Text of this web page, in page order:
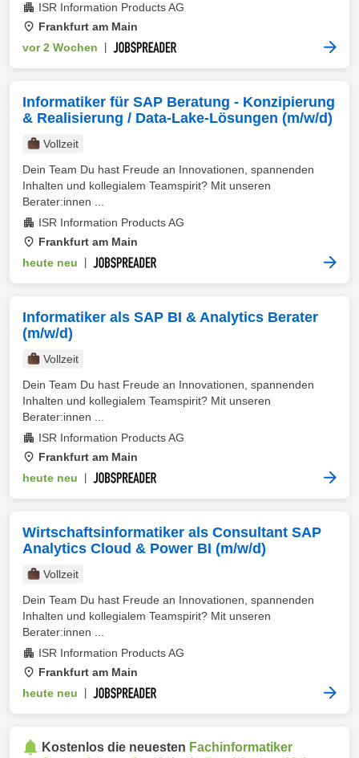
ISR Information Products AG
Frankfurt am Main
vor 2 Wochen
Informatiker für SAP Beratung - Konzipierung
& Realisierung / Data-Lake-Lösungen (m/w/d)
Vollzeit
Dein Team Du hast Freude an Innovationen, spannenden
Inhalten und kollegialem Teamspirit? Mit unseren
Berater:innen ...
ISR Information Products AG
Frankfurt am Main
heute neu
Informatiker als SAP BI & Analytics Berater
(m/w/d)
Vollzeit
Dein Team Du hast Freude an Innovationen, spannenden
Inhalten und kollegialem Teamspirit? Mit unseren
Berater:innen ...
ISR Information Products AG
Frankfurt am Main
heute neu
Wirtschaftsinformatiker als Consultant SAP
Analytics Cloud & Power BI (m/w/d)
Vollzeit
Dein Team Du hast Freude an Innovationen, spannenden
Inhalten und kollegialem Teamspirit? Mit unseren
Berater:innen ...
ISR Information Products AG
Frankfurt am Main
heute neu
Kostenlos die neuesten Fachinformatiker